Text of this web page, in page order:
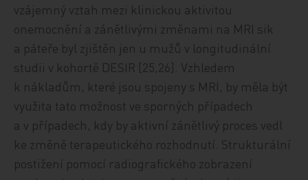
vzájemný vztah mezi klinickou aktivitou
onemocnění a zánětlivými změnami na MRI sik
a páteře byl zjištěn jen u mužů v longitudinální
studii v kohortě DESIR [25,26]. Vzhledem
k nákladům, které jsou spojeny s MRI, by měla být
využita tato možnost ve sporných případech
a v případech, kdy by aktivní zánětlivý proces vedl
ke změně terapeutického rozhodnutí. Strukturální
postižení pomocí radiografického zobrazení